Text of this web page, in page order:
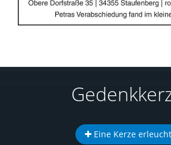
Eine Kerze